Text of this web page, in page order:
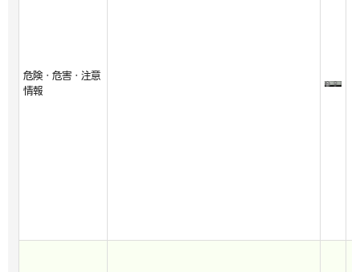
危険・危害・注意
情報